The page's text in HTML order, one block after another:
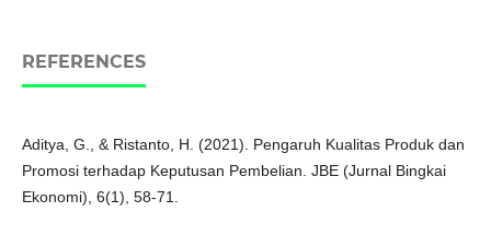
REFERENCES
Aditya, G., & Ristanto, H. (2021). Pengaruh Kualitas Produk dan
Promosi terhadap Keputusan Pembelian. JBE (Jurnal Bingkai
Ekonomi), 6(1), 58-71.